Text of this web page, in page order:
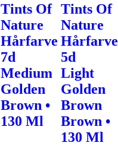
Tints Of
Nature
Hårfarve
7d
Medium
Golden
Brown •
130 Ml
Tints Of
Nature
Hårfarve
5d
Light
Golden
Brown
Brown •
130 Ml